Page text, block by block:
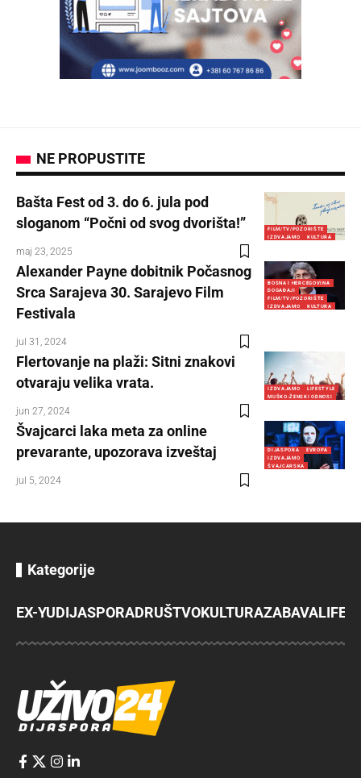
NE PROPUSTITE
FILM/TV/POZORIŠTE
IZDVAJAMO
KULTURA
Bašta Fest od 3. do 6. jula pod
sloganom “Počni od svog dvorišta!”
maj 23, 2025
BOSNA I HERCEGOVINA
DOGAĐAJI
FILM/TV/POZORIŠTE
IZDVAJAMO
KULTURA
Alexander Payne dobitnik Počasnog
Srca Sarajeva 30. Sarajevo Film
Festivala
jul 31, 2024
IZDVAJAMO
LIFESTYLE
MUŠKO-ŽENSKI ODNOSI
Flertovanje na plaži: Sitni znakovi
otvaraju velika vrata.
jun 27, 2024
DIJASPORA
EVROPA
IZDVAJAMO
ŠVAJCARSKA
Švajcarci laka meta za online
prevarante, upozorava izveštaj
jul 5, 2024
Kategorije
EX-YUDIJASPORADRUŠTVOKULTURAZABAVA